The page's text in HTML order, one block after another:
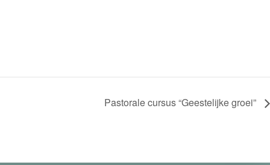
Pastorale cursus “Geestelijke groei”